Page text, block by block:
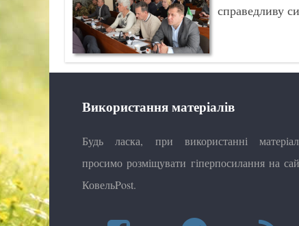
справедливу
Використання матеріалів
Будь ласка, при використанні
просимо розміщувати гіперпосилання на
КовельPost.